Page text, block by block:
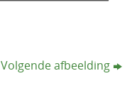
Volgende afbeelding